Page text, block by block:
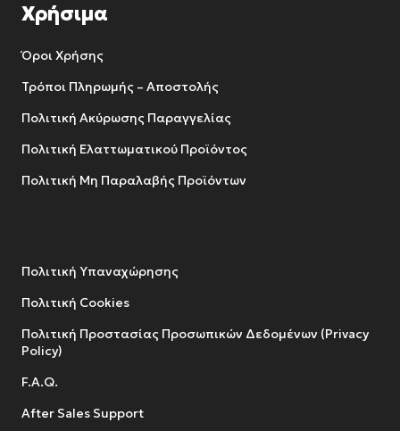
Χρήσιμα
Όροι Χρήσης
Τρόποι Πληρωμής – Αποστολής
Πολιτική Ακύρωσης Παραγγελίας
Πολιτική Ελαττωματικού Προϊόντος
Πολιτική Μη Παραλαβής Προϊόντων
Πολιτική Υπαναχώρησης
Πολιτική Cookies
Πολιτική Προστασίας Προσωπικών Δεδομένων (Privacy
Policy)
F.A.Q.
After Sales Support